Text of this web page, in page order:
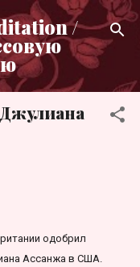
/
одобрил
Ассанжа в США.